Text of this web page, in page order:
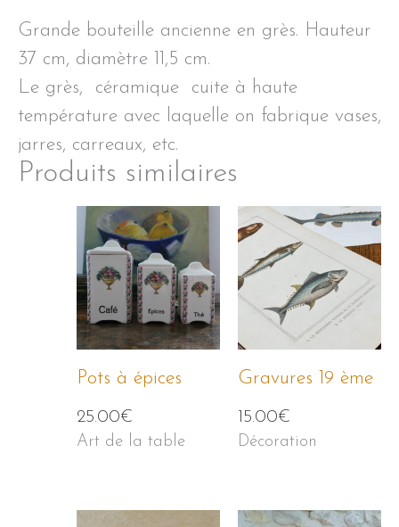
Grande bouteille ancienne en grès. Hauteur
37 cm, diamètre 11,5 cm.
Le grès, céramique
cuite à haute
température avec laquelle on fabrique vases,
jarres, carreaux, etc.
Produits similaires
Pots à épices
25.00€
Art de la table
Gravures 19 ème
15.00€
Décoration